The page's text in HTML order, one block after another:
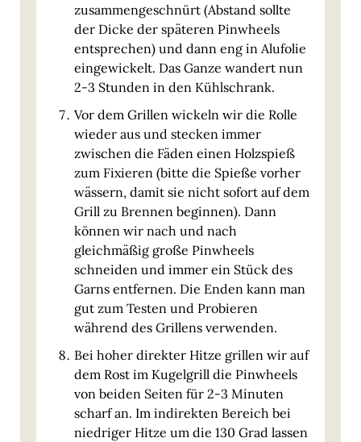
zusammengeschnürt (Abstand sollte
der Dicke der späteren Pinwheels
entsprechen) und dann eng in Alufolie
eingewickelt. Das Ganze wandert nun
2-3 Stunden in den Kühlschrank.
Vor dem Grillen wickeln wir die Rolle
wieder aus und stecken immer
zwischen die Fäden einen Holzspieß
zum Fixieren (bitte die Spieße vorher
wässern, damit sie nicht sofort auf dem
Grill zu Brennen beginnen). Dann
können wir nach und nach
gleichmäßig große Pinwheels
schneiden und immer ein Stück des
Garns entfernen. Die Enden kann man
gut zum Testen und Probieren
während des Grillens verwenden.
Bei hoher direkter Hitze grillen wir auf
dem Rost im Kugelgrill die Pinwheels
von beiden Seiten für 2-3 Minuten
scharf an. Im indirekten Bereich bei
niedriger Hitze um die 130 Grad lassen